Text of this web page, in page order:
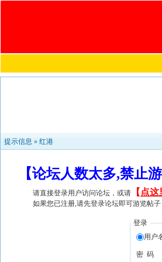
提示信息 » 红港
【论坛人数太多,禁止
请直接登录用户访问论坛，或请 【 点这
如果您已注册,请先登录论坛即可游览帖子
登录
用户
密 码